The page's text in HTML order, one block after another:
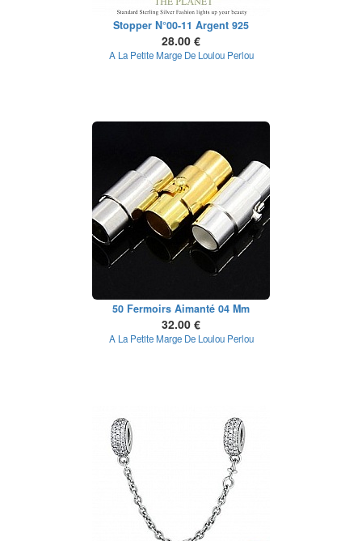
Stopper N°00-11 Argent 925
28.00 €
A La Petite Marge De Loulou Perlou
50 Fermoirs Aimanté 04 Mm
32.00 €
A La Petite Marge De Loulou Perlou